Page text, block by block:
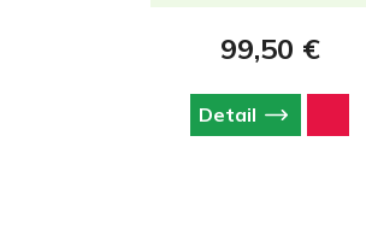
99,50 €
Detail